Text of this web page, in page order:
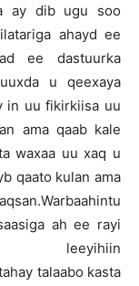
ay dib ugu soo
ahayd ee
ee dastuurka
u qeexaya
in uu fikirkiisa uu
ama qaab kale
waxaa uu xaq u
qaato kulan ama
ah ee rayi
leeyihiin
talaabo kasta